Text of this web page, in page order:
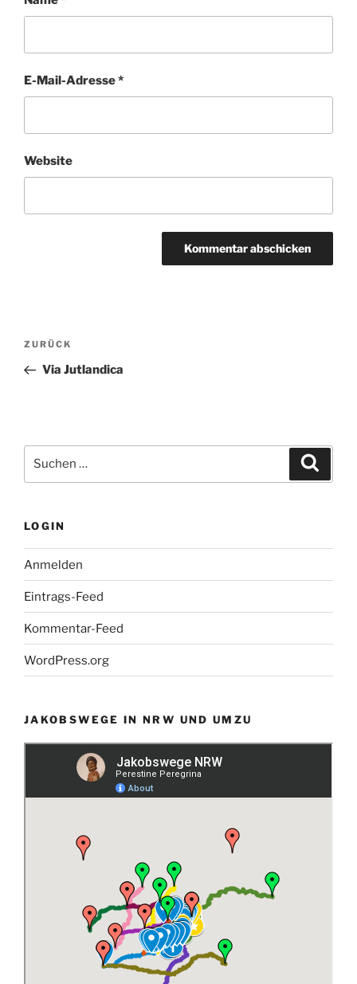
E-Mail-Adresse*
Website
Beitragsnavigation
Vorheriger
Beitrag
ZURÜCK
Via Jutlandica
nach:
LOGIN
Anmelden
Eintrags-Feed
Kommentar-Feed
WordPress.org
JAKOBSWEGE IN NRW UND UMZU